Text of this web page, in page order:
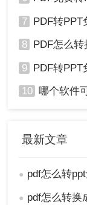
7 PDF转PPT免费
8 PDF怎么转换
9 PDF转PPT免费
10 哪个软件可
最新文章
● pdf怎么转ppt
● pdf怎么转换